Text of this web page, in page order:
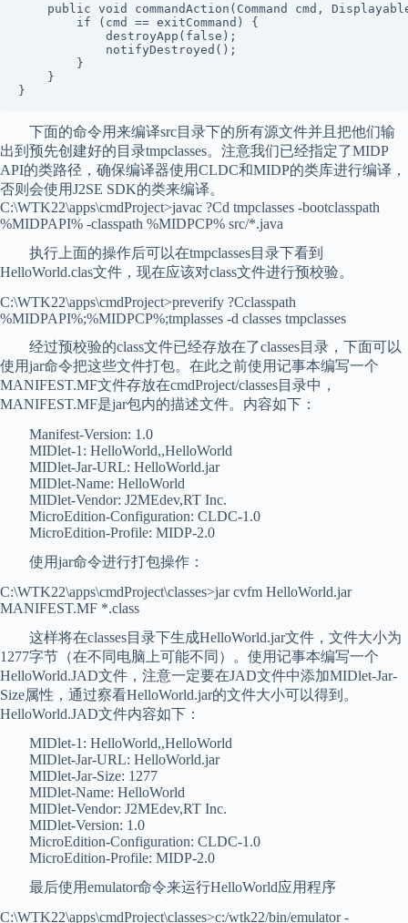
public void commandAction(Command cmd,
        if (cmd == exitCommand) {
            destroyApp(false);
            notifyDestroyed();
        }
    }
}
下面的命令用来编译src目录下的所有源文件并且把他们输
出到预先创建好的目录tmpclasses。注意我们已经指定了MIDP
API的类路径，确保编译器使用CLDC和MIDP的类库进行编译，
否则会使用J2SE SDK的类来编译。
C:\WTK22\apps\cmdProject>javac ?Cd tmpclasses -bootclasspath
%MIDPAPI% -classpath %MIDPCP% src/*.java
执行上面的操作后可以在tmpclasses目录下看到
HelloWorld.clas文件，现在应该对class文件进行预校验。
C:\WTK22\apps\cmdProject>preverify ?Cclasspath
%MIDPAPI%;%MIDPCP%;tmplasses -d classes tmpclasses
经过预校验的class文件已经存放在了classes目录，下面可以
使用jar命令把这些文件打包。在此之前使用记事本编写一个
MANIFEST.MF文件存放在cmdProject/classes目录中，
MANIFEST.MF是jar包内的描述文件。内容如下：
Manifest-Version: 1.0
MIDlet-1: HelloWorld,,HelloWorld
MIDlet-Jar-URL: HelloWorld.jar
MIDlet-Name: HelloWorld
MIDlet-Vendor: J2MEdev,RT Inc.
MicroEdition-Configuration: CLDC-1.0
MicroEdition-Profile: MIDP-2.0
使用jar命令进行打包操作：
C:\WTK22\apps\cmdProject\classes>jar cvfm HelloWorld.jar
MANIFEST.MF *.class
这样将在classes目录下生成HelloWorld.jar文件，文件大小为
1277字节（在不同电脑上可能不同）。使用记事本编写一个
HelloWorld.JAD文件，注意一定要在JAD文件中添加MIDlet-Jar-
Size属性，通过察看HelloWorld.jar的文件大小可以得到。
HelloWorld.JAD文件内容如下：
MIDlet-1: HelloWorld,,HelloWorld
MIDlet-Jar-URL: HelloWorld.jar
MIDlet-Jar-Size: 1277
MIDlet-Name: HelloWorld
MIDlet-Vendor: J2MEdev,RT Inc.
MIDlet-Version: 1.0
MicroEdition-Configuration: CLDC-1.0
MicroEdition-Profile: MIDP-2.0
最后使用emulator命令来运行HelloWorld应用程序
C:\WTK22\apps\cmdProject\classes>c:/wtk22/bin/emulator -